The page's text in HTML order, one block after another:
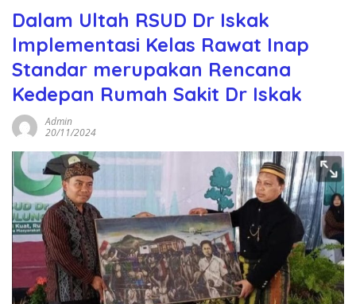
Dalam Ultah RSUD Dr Iskak
lmplementasi Kelas Rawat Inap
Standar merupakan Rencana
Kedepan Rumah Sakit Dr Iskak
Admin
20/11/2024